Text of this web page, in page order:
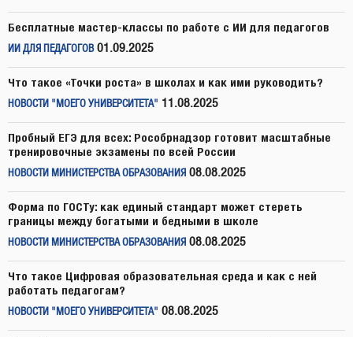
Бесплатные мастер-классы по работе с ИИ для педагогов
ИИ ДЛЯ ПЕДАГОГОВ 01.09.2025
Что такое «Точки роста» в школах и как ими руководить?
НОВОСТИ "МОЕГО УНИВЕРСИТЕТА" 11.08.2025
Пробный ЕГЭ для всех: Рособрнадзор готовит масштабные
тренировочные экзамены по всей России
НОВОСТИ МИНИСТЕРСТВА ОБРАЗОВАНИЯ 08.08.2025
Форма по ГОСТу: как единый стандарт может стереть
границы между богатыми и бедными в школе
НОВОСТИ МИНИСТЕРСТВА ОБРАЗОВАНИЯ 08.08.2025
Что такое Цифровая образовательная среда и как с ней
работать педагогам?
НОВОСТИ "МОЕГО УНИВЕРСИТЕТА" 08.08.2025